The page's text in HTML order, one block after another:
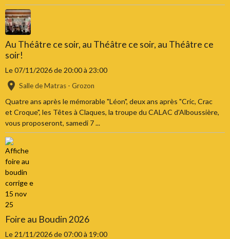
Au Théâtre ce soir, au Théâtre ce soir, au Théâtre ce
soir!
Le 07/11/2026de 20:00à 23:00
Salle de Matras - Grozon
Quatre ans après le mémorable "Léon", deux ans après "Cric, Crac
et Croque", les Têtes à Claques, la troupe du CALAC d'Alboussière,
vous proposeront, samedi 7 ...
Foire au Boudin 2026
Le 21/11/2026de 07:00à 19:00